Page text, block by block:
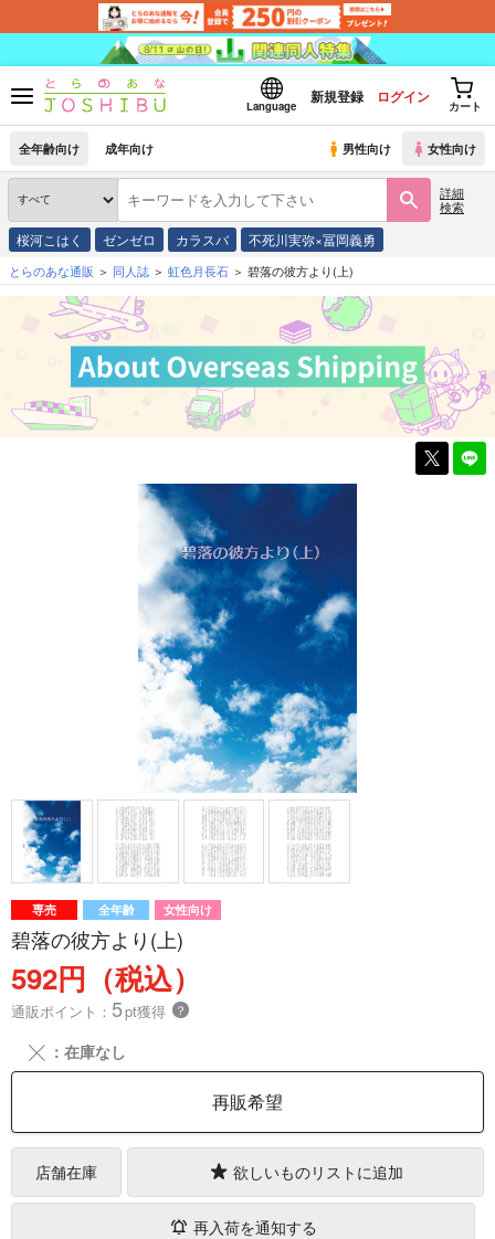
Language
新規登録 ログイン
カート
全年齢向け 成年向け 男性向け 女性向け
詳細
検索
桜河こはく ゼンゼロ カラスバ 不死川実弥×冨岡義勇
とらのあな通販 同人誌 虹色月長石 碧落の彼方より(上)
専売 全年齢 女性向け
碧落の彼方より(上)
592円（税込）
通販ポイント： 5pt獲得 ？
╳ ：在庫なし
再販希望
店舗在庫 欲しいものリストに追加
再入荷を通知する